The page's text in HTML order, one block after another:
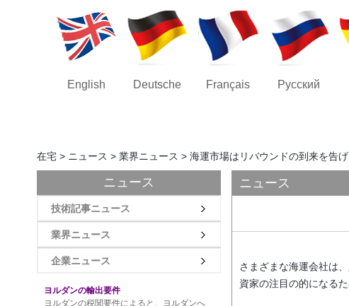
English Deutsche Français Русский
在宅 > ニュース > 業界ニュース > 海運市場はリバウンドの到来を告
ニュース
技術記事ニュース
業界ニュース
企業ニュース
タイの習慣の新しいルール！わずかな不注
意により、罰金が課されます！
最近タイの習慣は、空気と海を含むすべて
の輸送手段を含むタイのすべての輸出入品
の最新規則を公表するために、船外の商品
に船積マークを記入し、船積みマークの...
ヨルダンの税関要件によると、ヨルダンへ
のすべての商品には、4つのHSコードが提
ニュース
さまざまな海運会社は
資家の注目の的になる